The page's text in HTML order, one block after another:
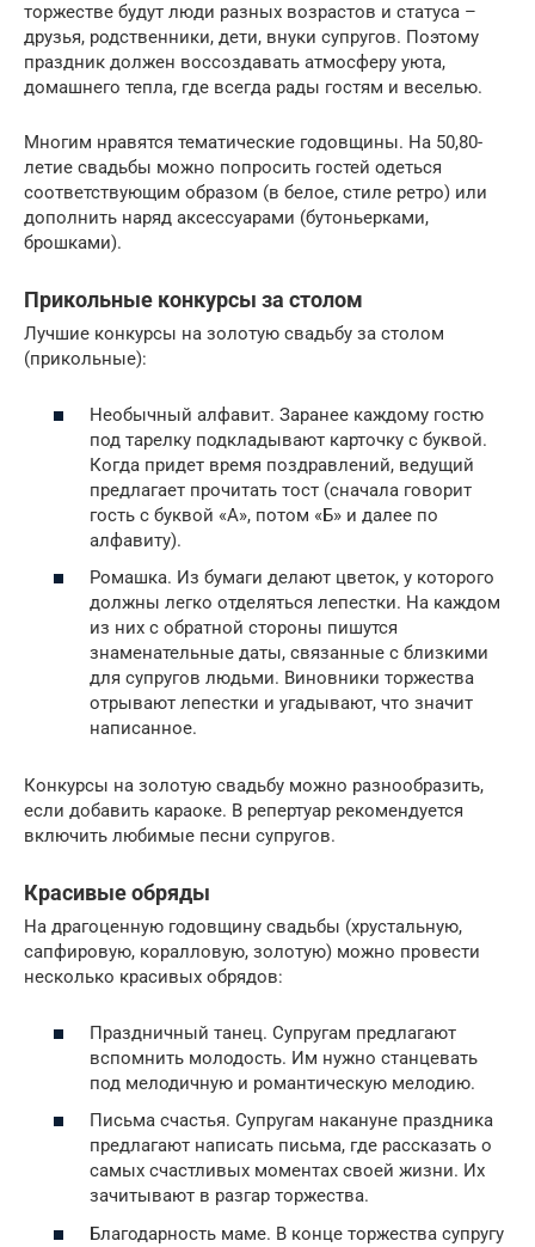
торжестве будут люди разных возрастов и статуса –
друзья, родственники, дети, внуки супругов. Поэтому
праздник должен воссоздавать атмосферу уюта,
домашнего тепла, где всегда рады гостям и веселью.
Многим нравятся тематические годовщины. На 50,80-
летие свадьбы можно попросить гостей одеться
соответствующим образом (в белое, стиле ретро) или
дополнить наряд аксессуарами (бутоньерками,
брошками).
Прикольные конкурсы за столом
Лучшие конкурсы на золотую свадьбу за столом
(прикольные):
Необычный алфавит. Заранее каждому гостю
под тарелку подкладывают карточку с буквой.
Когда придет время поздравлений, ведущий
предлагает прочитать тост (сначала говорит
гость с буквой «А», потом «Б» и далее по
алфавиту).
Ромашка. Из бумаги делают цветок, у которого
должны легко отделяться лепестки. На каждом
из них с обратной стороны пишутся
знаменательные даты, связанные с близкими
для супругов людьми. Виновники торжества
отрывают лепестки и угадывают, что значит
написанное.
Конкурсы на золотую свадьбу можно разнообразить,
если добавить караоке. В репертуар рекомендуется
включить любимые песни супругов.
Красивые обряды
На драгоценную годовщину свадьбы (хрустальную,
сапфировую, коралловую, золотую) можно провести
несколько красивых обрядов:
Праздничный танец. Супругам предлагают
вспомнить молодость. Им нужно станцевать
под мелодичную и романтическую мелодию.
Письма счастья. Супругам накануне праздника
предлагают написать письма, где рассказать о
самых счастливых моментах своей жизни. Их
зачитывают в разгар торжества.
Благодарность маме. В конце торжества супругу